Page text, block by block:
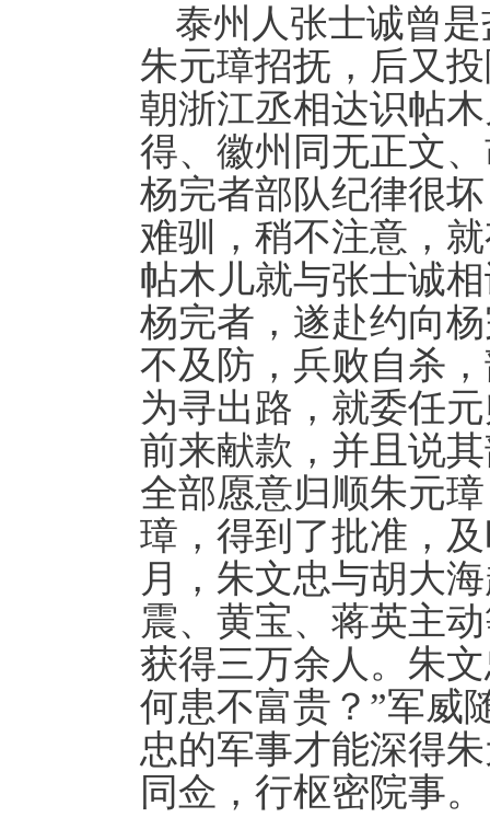
泰州人张士诚曾
朱元璋招抚，后又
朝浙江丞相达识帖
得、徽州同无正文
杨完者部队纪律很
难驯，稍不注意，
帖木儿就与张士诚
杨完者，遂赴约向
不及防，兵败自杀
为寻出路，就委任
前来献款，并且说
全部愿意归顺朱元
璋，得到了批准，
月，朱文忠与胡大
震、黄宝、蒋英主
获得三万余人。朱
何患不富贵？”军威
忠的军事才能深得
同佥，行枢密院事。